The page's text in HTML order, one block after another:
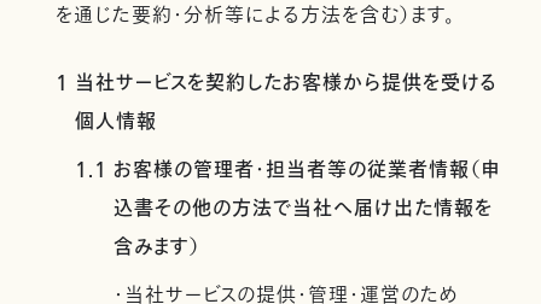
を通じた要約・分析等による方法を含む）ます。
1 当社サービスを契約したお客様から提供を受ける
個人情報
1.1 お客様の管理者・担当者等の従業者情報（申
込書その他の方法で当社へ届け出た情報を
含みます）
・当社サービスの提供・管理・運営のため